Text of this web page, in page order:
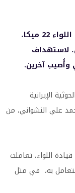
تعرضت إحدى مواقع الجيش بمسرح عمليات اللواء 22 ميكا،
لاستهداف
وأُصيب آخرين.
الإيرانية
علي النشواني، من
اللواء، تعاملت
به، في مثل